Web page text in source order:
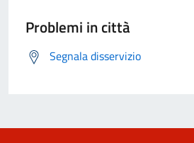
Problemi in città
Segnala disservizio